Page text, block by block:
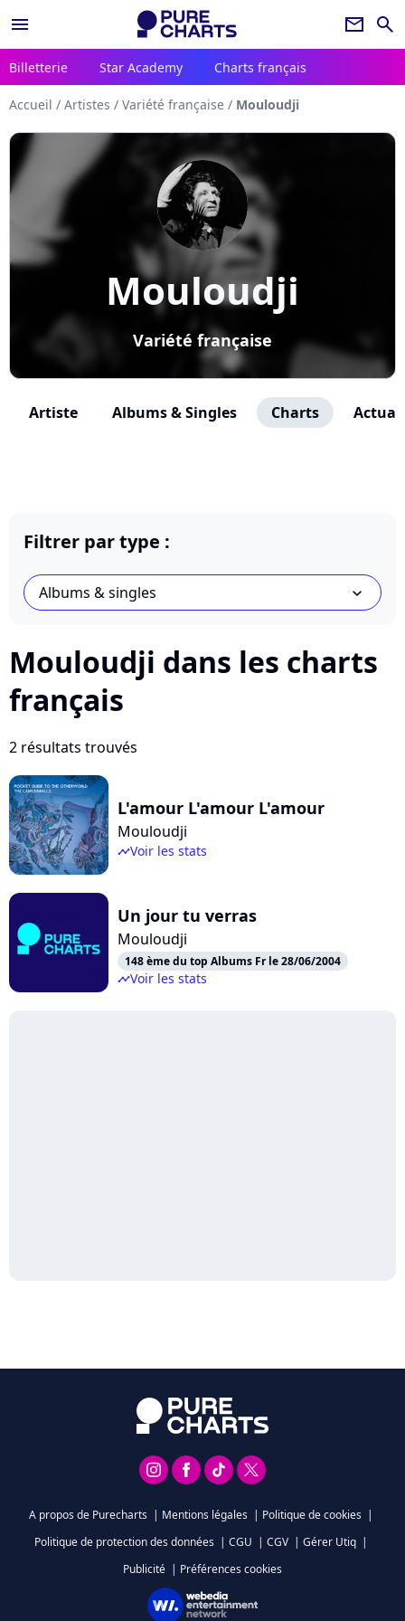
menu newsletter search
Billetterie Star Academy Charts français
Accueil / Artistes / Variété française / Mouloudji
Mouloudji
Variété française
Artiste Albums & Singles Charts
Filtrer par type :
Albums & singles chevron_bot
Mouloudji dans les charts
français
2 résultats trouvés
L'amour L'amour L'amour
Mouloudji
timelineVoir les stats
Un jour tu verras
Mouloudji
148 ème du top Albums Fr le 28/06/2004
timelineVoir les stats
A propos de Purecharts | Mentions légales | Politique de cookies |
Politique de protection des données | CGU | CGV | Gérer Utiq |
Publicité | Préférences cookies